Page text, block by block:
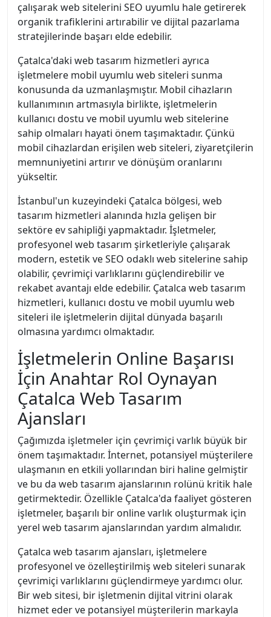
çalışarak web sitelerini SEO uyumlu hale getirerek
organik trafiklerini artırabilir ve dijital pazarlama
stratejilerinde başarı elde edebilir.
Çatalca'daki web tasarım hizmetleri ayrıca
işletmelere mobil uyumlu web siteleri sunma
konusunda da uzmanlaşmıştır. Mobil cihazların
kullanımının artmasıyla birlikte, işletmelerin
kullanıcı dostu ve mobil uyumlu web sitelerine
sahip olmaları hayati önem taşımaktadır. Çünkü
mobil cihazlardan erişilen web siteleri, ziyaretçilerin
memnuniyetini artırır ve dönüşüm oranlarını
yükseltir.
İstanbul'un kuzeyindeki Çatalca bölgesi, web
tasarım hizmetleri alanında hızla gelişen bir
sektöre ev sahipliği yapmaktadır. İşletmeler,
profesyonel web tasarım şirketleriyle çalışarak
modern, estetik ve SEO odaklı web sitelerine sahip
olabilir, çevrimiçi varlıklarını güçlendirebilir ve
rekabet avantajı elde edebilir. Çatalca web tasarım
hizmetleri, kullanıcı dostu ve mobil uyumlu web
siteleri ile işletmelerin dijital dünyada başarılı
olmasına yardımcı olmaktadır.
İşletmelerin Online Başarısı
İçin Anahtar Rol Oynayan
Çatalca Web Tasarım
Ajansları
Çağımızda işletmeler için çevrimiçi varlık büyük bir
önem taşımaktadır. İnternet, potansiyel müşterilere
ulaşmanın en etkili yollarından biri haline gelmiştir
ve bu da web tasarım ajanslarının rolünü kritik hale
getirmektedir. Özellikle Çatalca'da faaliyet gösteren
işletmeler, başarılı bir online varlık oluşturmak için
yerel web tasarım ajanslarından yardım almalıdır.
Çatalca web tasarım ajansları, işletmelere
profesyonel ve özelleştirilmiş web siteleri sunarak
çevrimiçi varlıklarını güçlendirmeye yardımcı olur.
Bir web sitesi, bir işletmenin dijital vitrini olarak
hizmet eder ve potansiyel müşterilerin markayla